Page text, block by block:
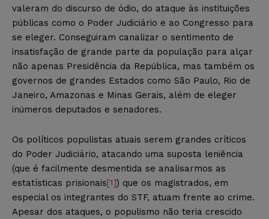
valeram do discurso de ódio, do ataque às instituições
públicas como o Poder Judiciário e ao Congresso para
se eleger. Conseguiram canalizar o sentimento de
insatisfação de grande parte da população para alçar
não apenas Presidência da República, mas também os
governos de grandes Estados como São Paulo, Rio de
Janeiro, Amazonas e Minas Gerais, além de eleger
inúmeros deputados e senadores.
Os políticos populistas atuais serem grandes críticos
do Poder Judiciário, atacando uma suposta leniência
(que é facilmente desmentida se analisarmos as
estatísticas prisionais[1]) que os magistrados, em
especial os integrantes do STF, atuam frente ao crime.
Apesar dos ataques, o populismo não teria crescido